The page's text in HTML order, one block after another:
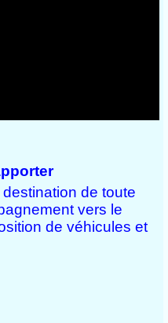
de toute
vers le
de véhicules et